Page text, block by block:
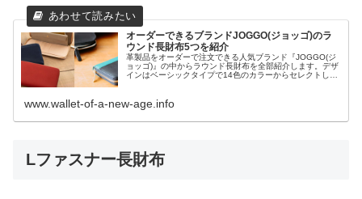
オーダーできるブランドJOGGO(ジョッゴ)のラ
ウンド長財布5つを紹介
革製品をオーダーで注文できる人気ブランド『JOGGO(ジ
ョッゴ)』の中からラウンド長財布を全部紹介します。デザ
インはベーシックタイプで14色のカラーからセレクトして
ラウンド長財布をオーダーできます。
www.wallet-of-a-new-age.info
Lファスナー長財布